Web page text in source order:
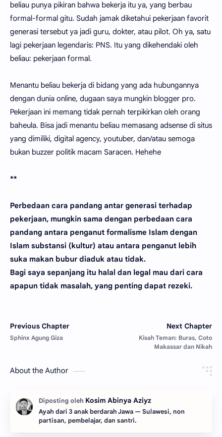
beliau punya pikiran bahwa bekerja itu ya, yang berbau
formal-formal gitu. Sudah jamak diketahui pekerjaan favorit
generasi tersebut ya jadi guru, dokter, atau pilot. Oh ya, satu
lagi pekerjaan legendaris: PNS. Itu yang dikehendaki oleh
beliau: pekerjaan formal.
Menantu beliau bekerja di bidang yang ada hubungannya
dengan dunia online, dugaan saya mungkin blogger pro.
Pekerjaan ini memang tidak pernah terpikirkan oleh orang
baheula. Bisa jadi menantu beliau memasang adsense di situs
yang dimiliki, digital agency, youtuber, dan/atau semoga
bukan buzzer politik macam Saracen. Hehehe
**
Perbedaan cara pandang antar generasi terhadap
pekerjaan, mungkin sama dengan perbedaan cara
pandang antara penganut formalisme Islam dengan
Islam substansi (kultur) atau antara penganut lebih
suka makan bubur diaduk atau tidak.
Bagi saya sepanjang itu halal dan legal mau dari cara
apapun tidak masalah, yang penting dapat rezeki.
About the Author
Ayah dari 3 anak berdarah Jawa — Sulawesi, non
partisan, pembelajar, dan santri.